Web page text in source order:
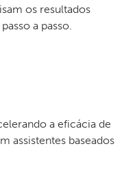
os resultados
a passo.
a eficácia de
assistentes baseados